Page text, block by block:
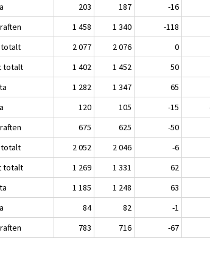
203 187
-16
1 458 1 340
-118
totalt 2 077 2 076
0
totalt
1 402 1 452
50
1 282 1 347
65
120 105 -15
675 625
-50
totalt 2 052 2 046
-6
totalt
1 269 1 331
62
1 185 1 248
63
84 82
-1
783 716 -67